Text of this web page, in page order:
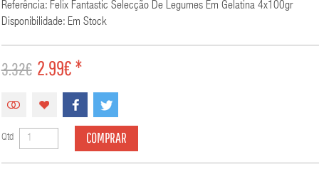
Referência: Felix Fantastic Selecção De Legumes Em Gelatina 4x100gr
Disponibilidade: Em Stock
3.32€ 2.99€ *
Qtd COMPRAR